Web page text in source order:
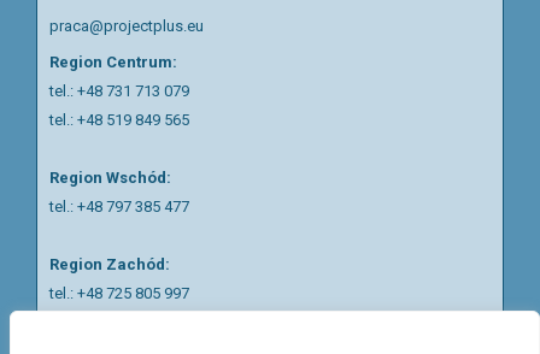
praca@projectplus.eu
Region Centrum:
tel.: +48 731 713 079
tel.: +48 519 849 565
Region Wschód:
tel.: +48 797 385 477
Region Zachód:
tel.: +48 725 805 997